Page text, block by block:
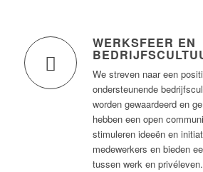
WERKSFEER EN
We streven naar een
ondersteunende
worden gewaardeerd en
hebben een open
stimuleren ideeën en
medewerkers en bieden
tussen werk en privéleven.